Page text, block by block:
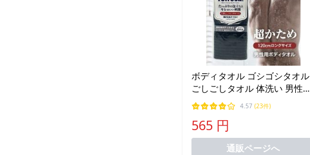
ボディタオル ゴシゴシタオル
ごしごしタオル 体洗い 男性用
スーパーハード 120cm ロング
ハード 刺激 風呂 バス 日本製
【▲】/男性用ボディタオルナ
イロン1個
4.57 (23件)
565 円
通販ページへ